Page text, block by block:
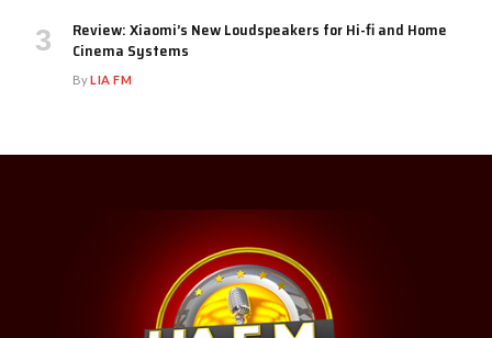
Review: Xiaomi’s New Loudspeakers for Hi-fi and Home
Cinema Systems
ByLIA FM